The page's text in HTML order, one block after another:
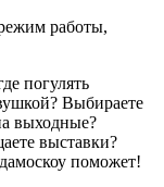
работы,
погулять
Выбираете
выходные?
выставки?
поможет!